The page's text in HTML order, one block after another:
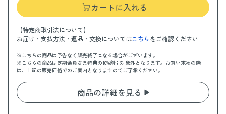
カートに入れる
【特定商取引法について】
お届け・支払方法・返品・交換についてはこちらをご確認ください
※こちらの商品は予告なく販売終了になる場合がございます。
※こちらの商品は定期会員さま特典の10%割引対象外となります。お買い求めの際
は、上記の販売価格でのご案内となりますのでご了承ください。
商品の詳細を見る